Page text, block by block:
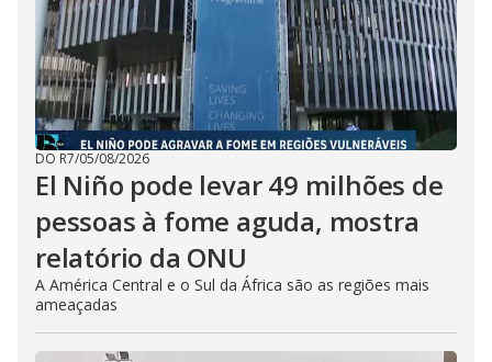
DO R7/05/08/2026
El Niño pode levar 49 milhões de
pessoas à fome aguda, mostra
relatório da ONU
A América Central e o Sul da África são as regiões mais
ameaçadas